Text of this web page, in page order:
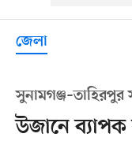
জেলা
উজানে ব্যাপক